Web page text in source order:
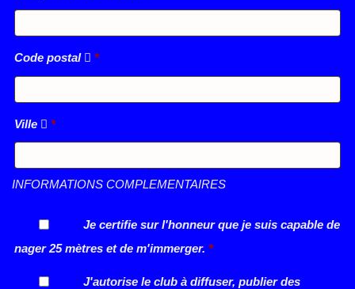
Code postal *
Ville *
INFORMATIONS COMPLEMENTAIRES
Je certifie sur l'honneur que je suis capable de
nager 25 mètres et de m'immerger. *
J'autorise le club à diffuser, publier des